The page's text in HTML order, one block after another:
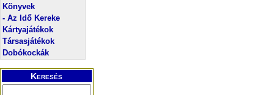
Könyvek
- Az Idő Kereke
Kártyajátékok
Társasjátékok
Dobókockák
Keresés